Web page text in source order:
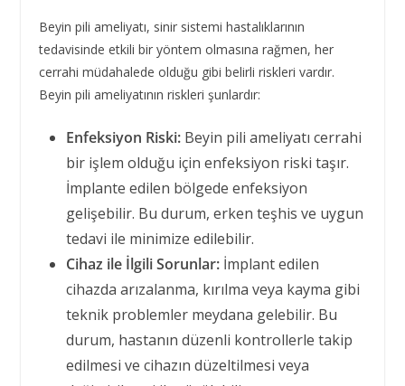
Beyin pili ameliyatı, sinir sistemi hastalıklarının
tedavisinde etkili bir yöntem olmasına rağmen, her
cerrahi müdahalede olduğu gibi belirli riskleri vardır.
Beyin pili ameliyatının riskleri şunlardır:
Enfeksiyon Riski:Beyin pili ameliyatı cerrahi
bir işlem olduğu için enfeksiyon riski taşır.
İmplante edilen bölgede enfeksiyon
gelişebilir. Bu durum, erken teşhis ve uygun
tedavi ile minimize edilebilir.
Cihaz ile İlgili Sorunlar:İmplant edilen
cihazda arızalanma, kırılma veya kayma gibi
teknik problemler meydana gelebilir. Bu
durum, hastanın düzenli kontrollerle takip
edilmesi ve cihazın düzeltilmesi veya